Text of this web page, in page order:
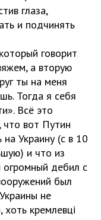
глаза,
и подчинять
говорит
а вторую
ты на меня
Тогда я себя
Всё это
вот Путин
Украину (с в 10
и что из
огромный дебил с
был
не
кремлевці